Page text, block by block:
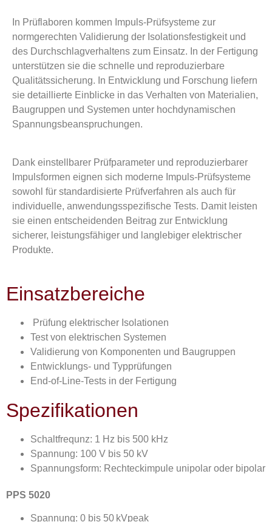
In Prüflaboren kommen Impuls-Prüfsysteme zur
normgerechten Validierung der Isolationsfestigkeit und
des Durchschlagverhaltens zum Einsatz. In der Fertigung
unterstützen sie die schnelle und reproduzierbare
Qualitätssicherung. In Entwicklung und Forschung liefern
sie detaillierte Einblicke in das Verhalten von Materialien,
Baugruppen und Systemen unter hochdynamischen
Spannungsbeanspruchungen.
Dank einstellbarer Prüfparameter und reproduzierbarer
Impulsformen eignen sich moderne Impuls-Prüfsysteme
sowohl für standardisierte Prüfverfahren als auch für
individuelle, anwendungsspezifische Tests. Damit leisten
sie einen entscheidenden Beitrag zur Entwicklung
sicherer, leistungsfähiger und langlebiger elektrischer
Produkte.
Einsatzbereiche
Prüfung elektrischer Isolationen
Test von elektrischen Systemen
Validierung von Komponenten und Baugruppen
Entwicklungs- und Typprüfungen
End-of-Line-Tests in der Fertigung
Spezifikationen
Schaltfrequnz: 1 Hz bis 500 kHz
Spannung: 100 V bis 50 kV
Spannungsform: Rechteckimpule unipolar oder bipolar
PPS 5020
Spannung: 0 bis 50 kVpeak